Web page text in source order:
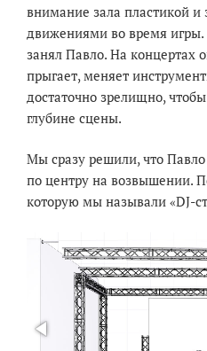
внимание зала пластикой и
движениями во время игры.
занял Павло. На концертах
прыгает, меняет
достаточно зрелищно,
глубине сцены.
Мы сразу решили, что
по центру на возвышении.
которую мы называли «DJ-